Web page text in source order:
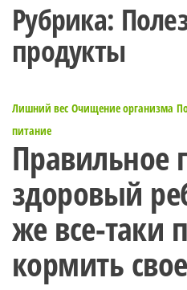
Рубрика:
продукты
Лишний вес Очищение организма
питание
Правильное
здоровый
же все-таки
кормить